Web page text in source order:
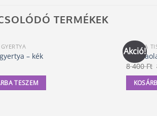
TERMÉKEK
– kék
TESZEM
Akció!
CSAKRA
8 400Ft